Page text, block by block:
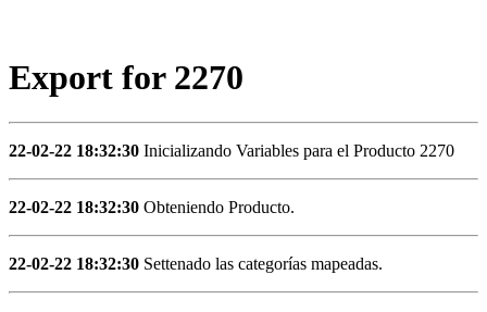
Export for 2270
22-02-22 18:32:30 Inicializando Variables para el Producto 2270
22-02-22 18:32:30 Obteniendo Producto.
22-02-22 18:32:30 Settenado las categorías mapeadas.